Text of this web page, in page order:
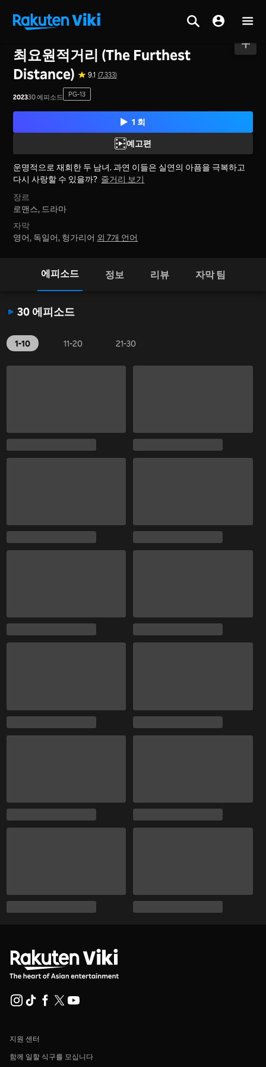
최요원적거리 (The Furthest
Distance)
9.1 (7,333)
202330 에피소드 PG-13
1 회
예고편
운명적으로 재회한 두 남녀. 과연 이들은 실연의 아픔을 극복하고
다시 사랑할 수 있을까? 줄거리 보기
장르
로맨스, 드라마
자막
영어, 독일어, 헝가리어 외 7개 언어
에피소드 정보 리뷰 자막 팀
30 에피소드
1-10 11-20 21-30
지원 센터
함께 일할 식구를 모십니다